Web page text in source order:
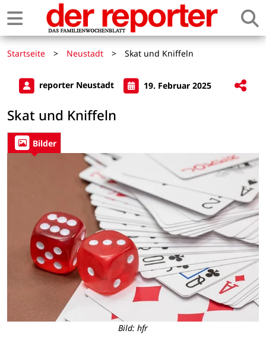
Startseite > Neustadt > Skat und Kniffeln
reporter Neustadt 19. Februar 2025
Skat und Kniffeln
Bilder
Bild: hfr